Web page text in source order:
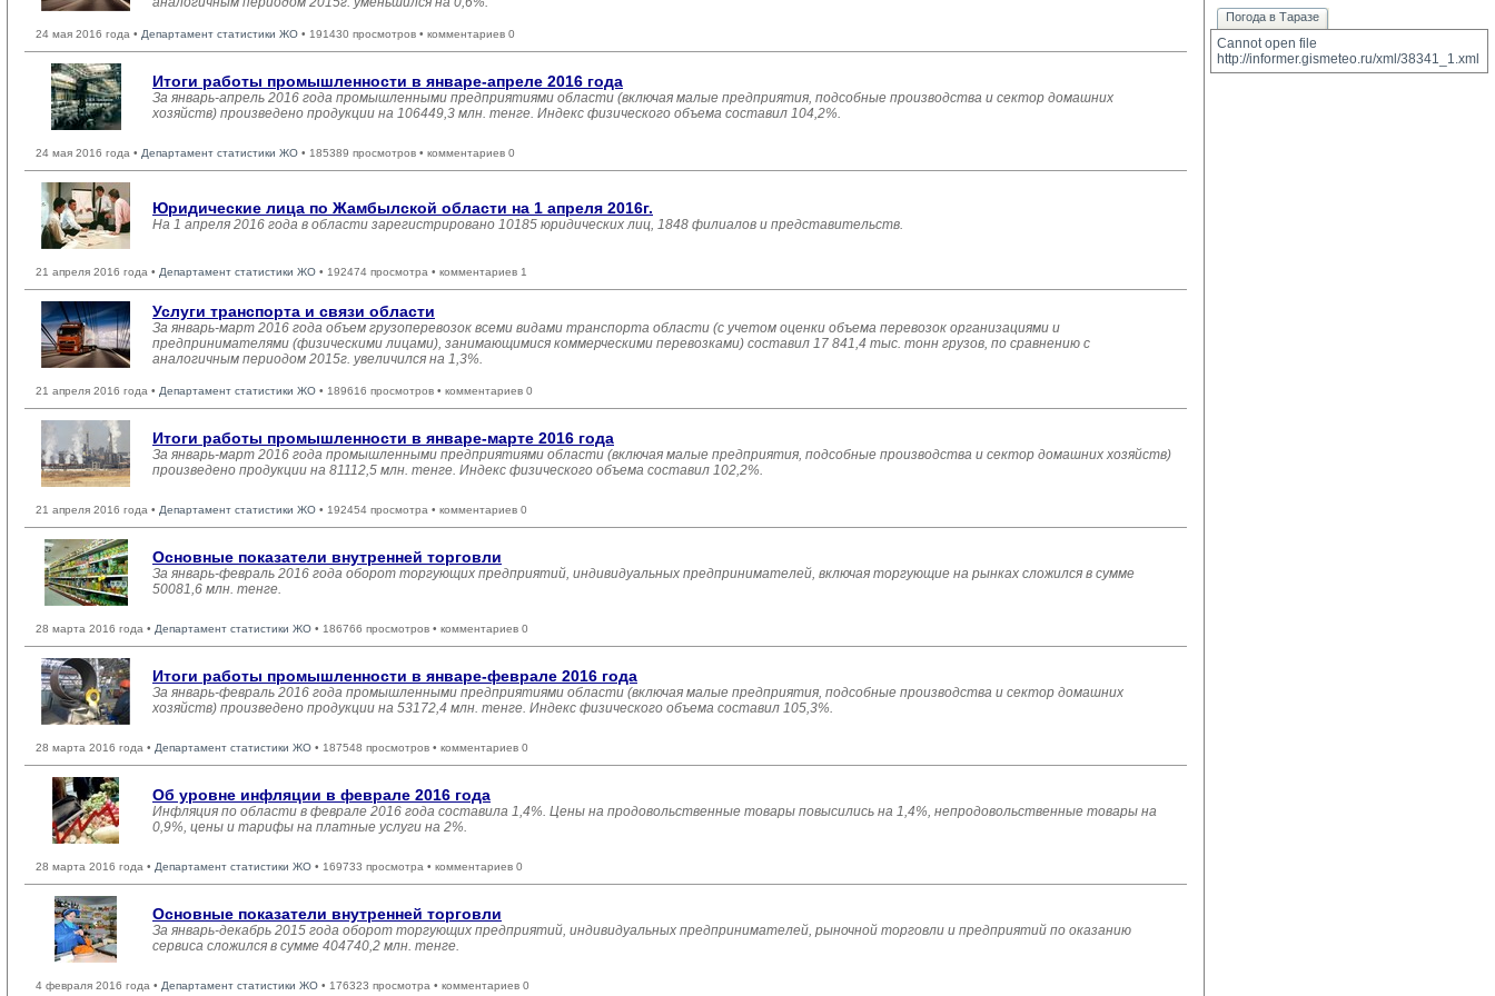
24 мая 2016 года • Департамент статистики ЖО • 191430 просмотров • комментариев 0
Итоги работы промышленности в январе-апреле 2016 года
За январь-апрель 2016 года промышленными предприятиями области (включая малые предприятия, подсобные производства и сектор домашних
хозяйств) произведено продукции на 106449,3 млн. тенге. Индекс физического объема составил 104,2%.
24 мая 2016 года • Департамент статистики ЖО • 185389 просмотров • комментариев 0
Юридические лица по Жамбылской области на 1 апреля 2016г.
На 1 апреля 2016 года в области зарегистрировано 10185 юридических лиц, 1848 филиалов и представительств.
21 апреля 2016 года • Департамент статистики ЖО • 192474 просмотра • комментариев 1
Услуги транспорта и связи области
За январь-март 2016 года объем грузоперевозок всеми видами транспорта области (с учетом оценки объема перевозок организациями и
предпринимателями (физическими лицами), занимающимися коммерческими перевозками) составил 17 841,4 тыс. тонн грузов, по сравнению с
аналогичным периодом 2015г. увеличился на 1,3%.
21 апреля 2016 года • Департамент статистики ЖО • 189616 просмотров • комментариев 0
Итоги работы промышленности в январе-марте 2016 года
За январь-март 2016 года промышленными предприятиями области (включая малые предприятия, подсобные производства и сектор домашних хозяйств)
произведено продукции на 81112,5 млн. тенге. Индекс физического объема составил 102,2%.
21 апреля 2016 года • Департамент статистики ЖО • 192454 просмотра • комментариев 0
Основные показатели внутренней торговли
За январь-февраль 2016 года оборот торгующих предприятий, индивидуальных предпринимателей, включая торгующие на рынках сложился в сумме
50081,6 млн. тенге.
28 марта 2016 года • Департамент статистики ЖО • 186766 просмотров • комментариев 0
Итоги работы промышленности в январе-феврале 2016 года
За январь-февраль 2016 года промышленными предприятиями области (включая малые предприятия, подсобные производства и сектор домашних
хозяйств) произведено продукции на 53172,4 млн. тенге. Индекс физического объема составил 105,3%.
28 марта 2016 года • Департамент статистики ЖО • 187548 просмотров • комментариев 0
Об уровне инфляции в феврале 2016 года
Инфляция по области в феврале 2016 года составила 1,4%. Цены на продовольственные товары повысились на 1,4%, непродовольственные товары на
0,9%, цены и тарифы на платные услуги на 2%.
28 марта 2016 года • Департамент статистики ЖО • 169733 просмотра • комментариев 0
Основные показатели внутренней торговли
За январь-декабрь 2015 года оборот торгующих предприятий, индивидуальных предпринимателей, рыночной торговли и предприятий по оказанию
сервиса сложился в сумме 404740,2 млн. тенге.
4 февраля 2016 года • Департамент статистики ЖО • 176323 просмотра • комментариев 0
Погода в Таразе
Cannot open file
http://informer.gismeteo.ru/xml/38341_1.xml